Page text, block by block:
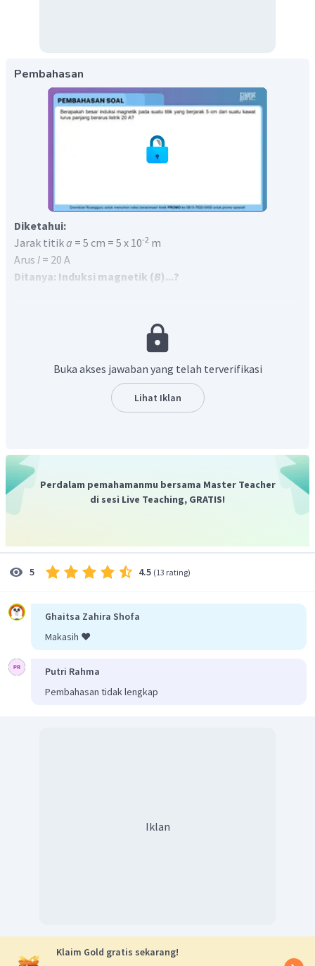
Pembahasan
Diketahui:
Jarak titika = 5 cm = 5 x 10-2 m
Arus I = 20 A
Ditanya: Induksi magnetik (B)...?
Jadi, besar induksi magnetiknya adalah 8 x 10
Buka akses jawaban yang telah terverifikasi
Lihat Iklan
Perdalam pemahamanmu bersama Master Teacher
di sesi Live Teaching, GRATIS!
5 4.5 (13 rating)
Ghaitsa Zahira Shofa
Makasih ❤️
Putri Rahma
Pembahasan tidak lengkap
Iklan
Klaim Gold gratis sekarang!